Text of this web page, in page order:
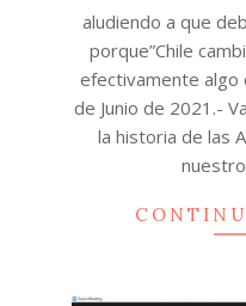
aludiendo a que
porque”Chile
efectivamente algo
de Junio de 2021.-
la historia de las